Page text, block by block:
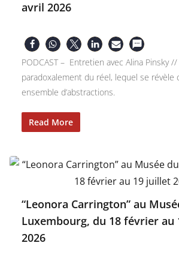
avril 2026
PODCAST – Entretien avec Alina Pinsky //
paradoxalement du réel, lequel se révèle
ensemble d’abstractions.
Read More
“Leonora Carrington” au
Luxembourg, du 18 février au
2026